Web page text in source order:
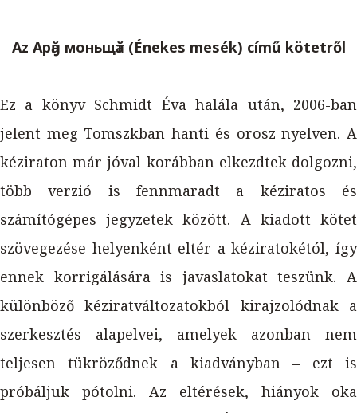
Az Арӑӈ моньщӑт (Énekes mesék) című kötetről
Ez a könyv Schmidt Éva halála után, 2006-ban
jelent meg Tomszkban hanti és orosz nyelven. A
kéziraton már jóval korábban elkezdtek dolgozni,
több verzió is fennmaradt a kéziratos és
számítógépes jegyzetek között. A kiadott kötet
szövegezése helyenként eltér a kéziratokétól, így
ennek korrigálására is javaslatokat teszünk. A
különböző kéziratváltozatokból kirajzolódnak a
szerkesztés alapelvei, amelyek azonban nem
teljesen tükröződnek a kiadványban – ezt is
próbáljuk pótolni. Az eltérések, hiányok oka